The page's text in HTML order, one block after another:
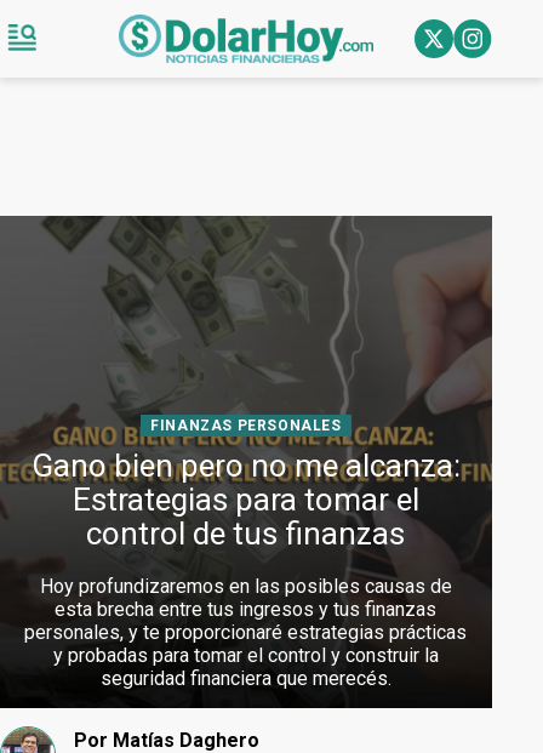
FINANZAS PERSONALES
Gano bien pero no me alcanza:
Estrategias para tomar el
control de tus finanzas
Hoy profundizaremos en las posibles causas de
esta brecha entre tus ingresos y tus finanzas
personales, y te proporcionaré estrategias prácticas
y probadas para tomar el control y construir la
seguridad financiera que merecés.
Por Matías Daghero